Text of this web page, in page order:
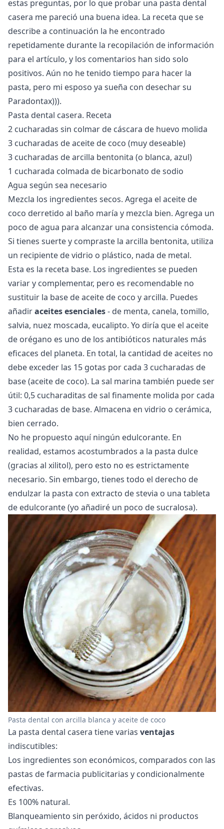
estas preguntas, por lo que probar una pasta dental
casera me pareció una buena idea. La receta que se
describe a continuación la he encontrado
repetidamente durante la recopilación de información
para el artículo, y los comentarios han sido solo
positivos. Aún no he tenido tiempo para hacer la
pasta, pero mi esposo ya sueña con desechar su
Paradontax))).
Pasta dental casera. Receta
2 cucharadas sin colmar de cáscara de huevo molida
3 cucharadas de aceite de coco (muy deseable)
3 cucharadas de arcilla bentonita (o blanca, azul)
1 cucharada colmada de bicarbonato de sodio
Agua según sea necesario
Mezcla los ingredientes secos. Agrega el aceite de
coco derretido al baño maría y mezcla bien. Agrega un
poco de agua para alcanzar una consistencia cómoda.
Si tienes suerte y compraste la arcilla bentonita, utiliza
un recipiente de vidrio o plástico, nada de metal.
Esta es la receta base. Los ingredientes se pueden
variar y complementar, pero es recomendable no
sustituir la base de aceite de coco y arcilla. Puedes
añadiraceites esenciales- de menta, canela, tomillo,
salvia, nuez moscada, eucalipto. Yo diría que el aceite
de orégano es uno de los antibióticos naturales más
eficaces del planeta. En total, la cantidad de aceites no
debe exceder las 15 gotas por cada 3 cucharadas de
base (aceite de coco). La sal marina también puede ser
útil: 0,5 cucharaditas de sal finamente molida por cada
3 cucharadas de base. Almacena en vidrio o cerámica,
bien cerrado.
No he propuesto aquí ningún edulcorante. En
realidad, estamos acostumbrados a la pasta dulce
(gracias al xilitol), pero esto no es estrictamente
necesario. Sin embargo, tienes todo el derecho de
endulzar la pasta con extracto destevia o una tableta
de edulcorante (yo añadiré un poco de sucralosa).
Pasta dental con arcilla blanca y aceite de coco
La pasta dental casera tiene varias ventajas
indiscutibles:
Los ingredientes son económicos, comparados con las
pastas de farmacia publicitarias y condicionalmente
efectivas.
Es 100% natural.
Blanqueamiento sin peróxido, ácidos ni productos